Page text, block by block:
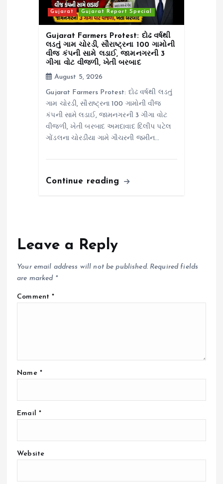
Gujarat Gujarat Report Special
Gujarat Farmers Protest: દોઢ વર્ષથી
લડતું ગામ ચોરડી, સૌરાષ્ટ્રના 100 ગામોની
વીજ કંપની સામે લડાઈ, જામનગરની 3
ગીગા વોટ વીજળી, ખેતી બરબાદ
August 5, 2026
Gujarat Farmers Protest: દોઢ વર્ષથી લડતું
ગામ ચોરડી, સૌરાષ્ટ્રના 100 ગામોની વીજ
કંપની સામે લડાઈ, જામનગરની 3 ગીગા વોટ
વીજળી, ખેતી બરબાદ અમદાવાદ દિલીપ પટેલ
ગોંડલના ચોરડીયા ગામે ગૌચરની જમીન…
Continue reading
Leave a Reply
Your email address will not be published. Required fields
are marked *
Comment*
Name *
Email *
Website